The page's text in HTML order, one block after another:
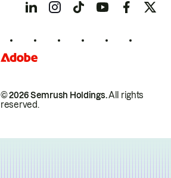
© 2026 Semrush Holdings.All rights
reserved.